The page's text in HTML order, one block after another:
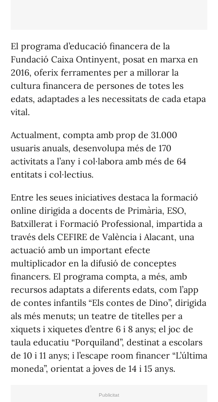
El programa d’educació financera de la
Fundació Caixa Ontinyent, posat en marxa en
2016, oferix ferramentes per a millorar la
cultura financera de persones de totes les
edats, adaptades a les necessitats de cada etapa
vital.
Actualment, compta amb prop de 31.000
usuaris anuals, desenvolupa més de 170
activitats a l’any i col·labora amb més de 64
entitats i col·lectius.
Entre les seues iniciatives destaca la formació
online dirigida a docents de Primària, ESO,
Batxillerat i Formació Professional, impartida a
través dels CEFIRE de València i Alacant, una
actuació amb un important efecte
multiplicador en la difusió de conceptes
financers. El programa compta, a més, amb
recursos adaptats a diferents edats, com l’app
de contes infantils “Els contes de Dino”, dirigida
als més menuts; un teatre de titelles per a
xiquets i xiquetes d’entre 6 i 8 anys; el joc de
taula educatiu “Porquiland”, destinat a escolars
de 10 i 11 anys; i l’escape room financer “L’última
moneda”, orientat a joves de 14 i 15 anys.